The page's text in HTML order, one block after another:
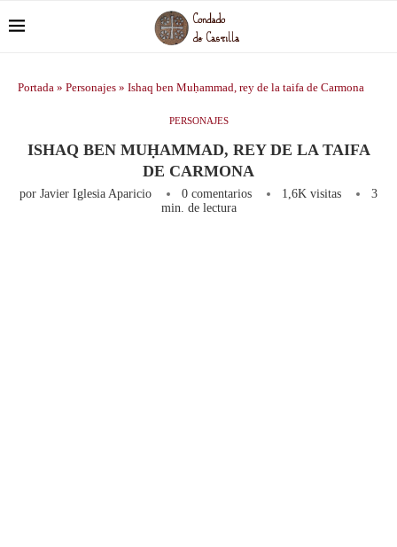
Portada » Personajes » Ishaq ben Muḥammad, rey de la taifa de Carmona
PERSONAJES
ISHAQ BEN MUḤAMMAD, REY DE LA TAIFA
DE CARMONA
por Javier Iglesia Aparicio 0 comentarios 1,6K visitas
3
min. de lectura